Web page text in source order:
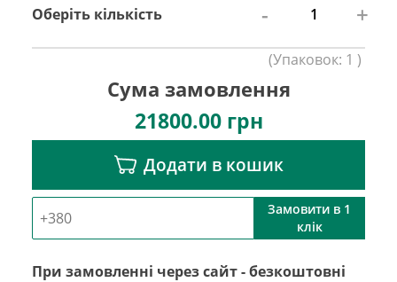
Оберіть кількість - +
(Упаковок: 1 )
Сума замовлення
21800.00грн
Додати в кошик
Замовити в 1
клік
При замовленні через сайт - безкоштовні